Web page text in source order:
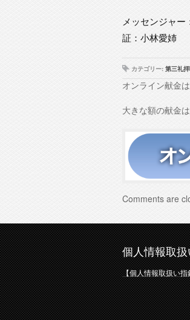
メッセンジャ
証：小林愛姉
カテゴリー: 第三礼
オンライン献金
大きな額の献金
Comments are
個人情報取
【個人情報取扱い